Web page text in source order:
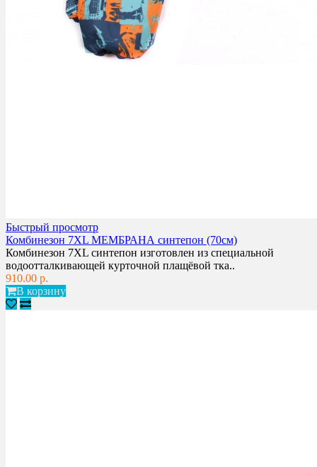
Быстрый просмотр
Комбинезон 7XL МЕМБРАНА синтепон (70см)
Комбинезон 7XL синтепон изготовлен из специальной
водоотталкивающей курточной плащёвой тка..
910.00 р.
В корзину